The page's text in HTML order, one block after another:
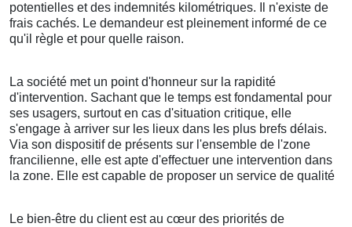
potentielles et des indemnités kilométriques. Il n'existe de
frais cachés. Le demandeur est pleinement informé de ce
qu'il règle et pour quelle raison.
La société met un point d'honneur sur la rapidité
d'intervention. Sachant que le temps est fondamental pour
ses usagers, surtout en cas d'situation critique, elle
s'engage à arriver sur les lieux dans les plus brefs délais.
Via son dispositif de présents sur l'ensemble de l'zone
francilienne, elle est apte d'effectuer une intervention dans
la zone. Elle est capable de proposer un service de qualité
Le bien-être du client est au cœur des priorités de